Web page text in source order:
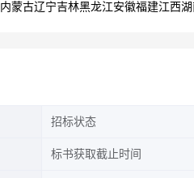
内蒙古辽宁吉林黑龙江安徽福建江西
招标状态
标书获取截止时间